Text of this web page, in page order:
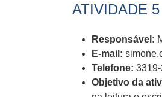
ATIVIDADE 5
Responsável:
E-mail:
Telefone:
Objetivo da